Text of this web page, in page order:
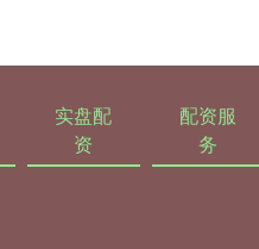
实盘配
资
配资服
务